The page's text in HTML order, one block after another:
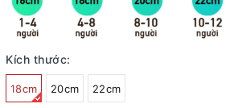
Kích thước:
18cm 20cm 22cm